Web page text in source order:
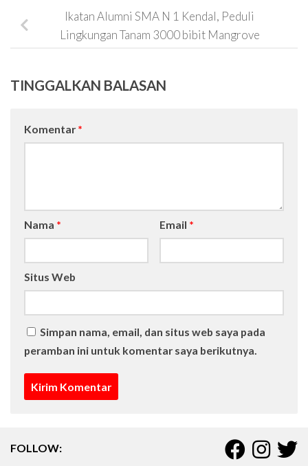
Ikatan Alumni SMA N 1 Kendal, Peduli
Lingkungan Tanam 3000 bibit Mangrove
TINGGALKAN BALASAN
Komentar *
Nama * Email *
Situs Web
Simpan nama, email, dan situs web saya pada
peramban ini untuk komentar saya berikutnya.
FOLLOW: